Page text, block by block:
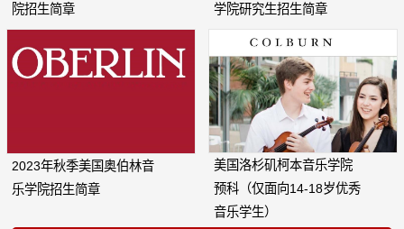
院招生简章
学院研究生招生简章
2023年秋季美国奥伯林音
乐学院招生简章
美国洛杉矶柯本音乐学院
预科（仅面向14-18岁优秀
音乐学生）